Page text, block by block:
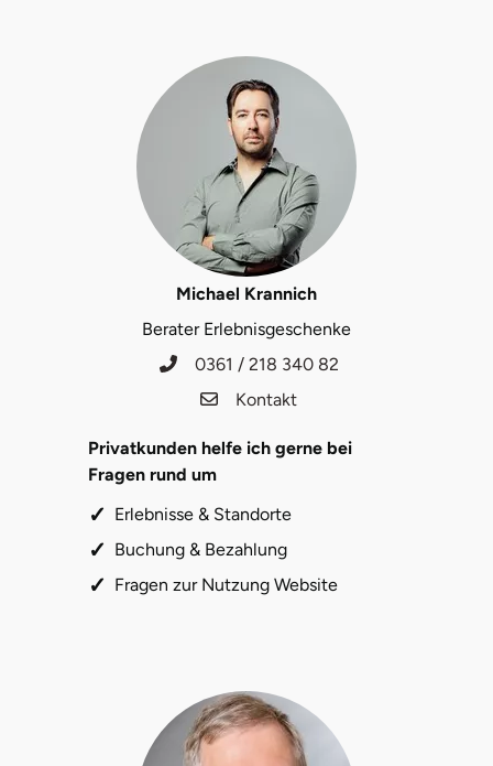
Michael Krannich
Berater Erlebnisgeschenke
0361 / 218 340 82
Kontakt
Privatkunden helfe ich gerne bei
Fragen rund um
Erlebnisse & Standorte
Buchung & Bezahlung
Fragen zur Nutzung Website